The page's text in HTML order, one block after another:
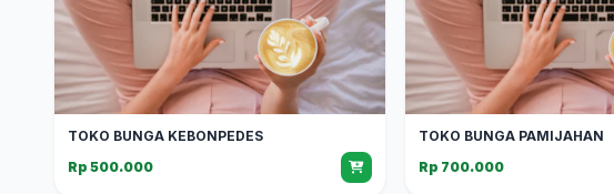
TOKO BUNGA KEBONPEDES
Rp 500.000
TOKO BUNGA PAMIJAHAN
Rp 700.000